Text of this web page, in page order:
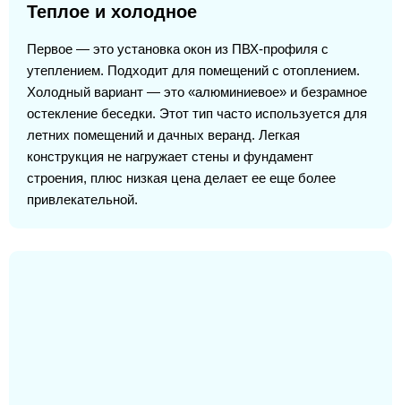
Теплое и холодное
Первое — это установка окон из ПВХ-профиля с
утеплением. Подходит для помещений с отоплением.
Холодный вариант — это «алюминиевое» и безрамное
остекление беседки. Этот тип часто используется для
летних помещений и дачных веранд. Легкая
конструкция не нагружает стены и фундамент
строения, плюс низкая цена делает ее еще более
привлекательной.